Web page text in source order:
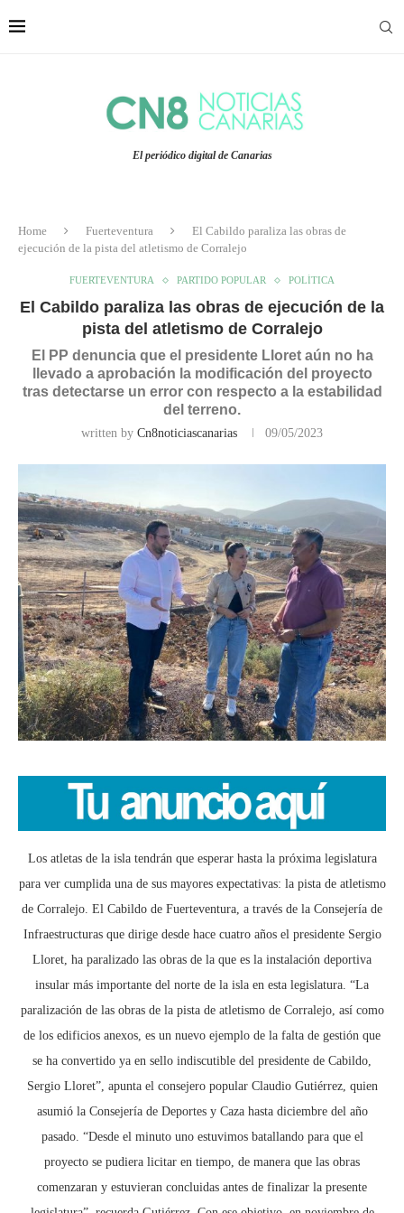
El periódico digital de Canarias
Home Fuerteventura
El Cabildo paraliza las obras de
ejecución de la pista del atletismo de Corralejo
FUERTEVENTURA PARTIDO POPULAR POLÍTICA
El Cabildo paraliza las obras de ejecución de la
pista del atletismo de Corralejo
El PP denuncia que el presidente Lloret aún no ha
llevado a aprobación la modificación del proyecto
tras detectarse un error con respecto a la estabilidad
del terreno.
written by Cn8noticiascanarias 09/05/2023
Los atletas de la isla tendrán que esperar hasta la próxima legislatura
para ver cumplida una de sus mayores expectativas: la pista de atletismo
de Corralejo. El Cabildo de Fuerteventura, a través de la Consejería de
Infraestructuras que dirige desde hace cuatro años el presidente Sergio
Lloret, ha paralizado las obras de la que es la instalación deportiva
insular más importante del norte de la isla en esta legislatura. “La
paralización de las obras de la pista de atletismo de Corralejo, así como
de los edificios anexos, es un nuevo ejemplo de la falta de gestión que
se ha convertido ya en sello indiscutible del presidente de Cabildo,
Sergio Lloret”, apunta el consejero popular Claudio Gutiérrez, quien
asumió la Consejería de Deportes y Caza hasta diciembre del año
pasado. “Desde el minuto uno estuvimos batallando para que el
proyecto se pudiera licitar en tiempo, de manera que las obras
comenzaran y estuvieran concluidas antes de finalizar la presente